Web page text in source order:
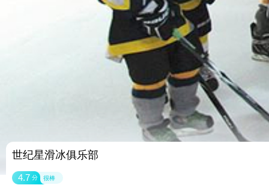
世纪星滑冰俱乐部
4.7 分 很棒